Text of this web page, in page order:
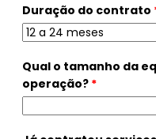
Duração do contrato
Qual o tamanho da
operação? *